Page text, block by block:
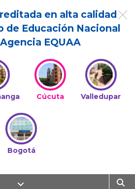
en alta calidad
de Educación Nacional
EQUAA
Cúcuta Valledupar
Bogotá